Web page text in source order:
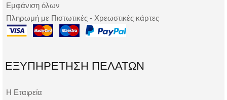
Εμφάνιση όλων
Πληρωμή με Πιστωτικές - Χρεωστικές κάρτες
ΕΞΥΠΗΡΈΤΗΣΗ ΠΕΛΑΤΏΝ
Η Εταιρεία